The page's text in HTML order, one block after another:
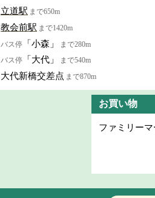
立道駅 まで650m
教会前駅 まで1420m
バス停 「小森」
まで280m
バス停 「大代」 まで540m
大代新橋交差点 まで870m
お買い物
ファミリー